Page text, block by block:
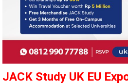
JACK Study UK EU